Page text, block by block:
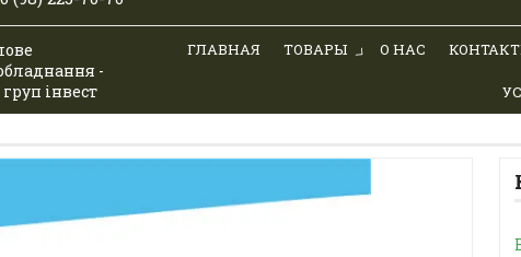
-
інвест
ГЛАВНАЯ ТОВАРЫ О НАС